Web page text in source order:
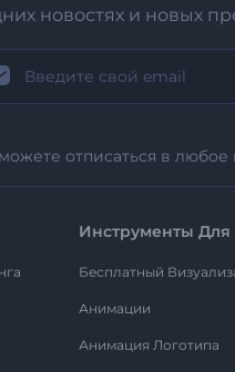
новостях и новых
отписаться в любое
Инструменты
Бесплатный
Анимации
Анимация Логотипа